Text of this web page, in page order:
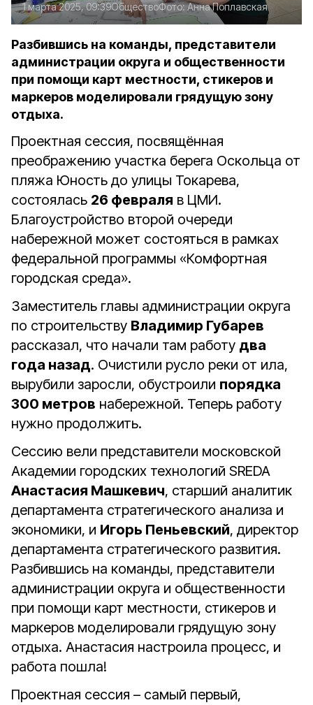
1 марта 2025, 09:39ОбществоФото:Анна Поплавская
Разбившись на команды, представители
администрации округа и общественности
при помощи карт местности, стикеров и
маркеров моделировали грядущую зону
отдыха.
Проектная сессия, посвящённая
преображению участка берега Оскольца от
пляжа Юность до улицы Токарева,
состоялась 26 февраля в ЦМИ.
Благоустройство второй очереди
набережной может состояться в рамках
федеральной программы «Комфортная
городская среда».
Заместитель главы администрации округа
по строительству Владимир Губарев
рассказал, что начали там работу два
года назад. Очистили русло реки от ила,
вырубили заросли, обустроили порядка
300 метров набережной. Теперь работу
нужно продолжить.
Сессию вели представители московской
Академии городских технологий SREDA
Анастасия Машкевич, старший аналитик
департамента стратегического анализа и
экономики, и Игорь Пеньевский, директор
департамента стратегического развития.
Разбившись на команды, представители
администрации округа и общественности
при помощи карт местности, стикеров и
маркеров моделировали грядущую зону
отдыха. Анастасия настроила процесс, и
работа пошла!
Проектная сессия – самый первый,